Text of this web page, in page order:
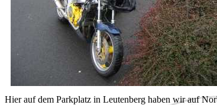
Hier auf dem Parkplatz in Leutenberg haben wir auf